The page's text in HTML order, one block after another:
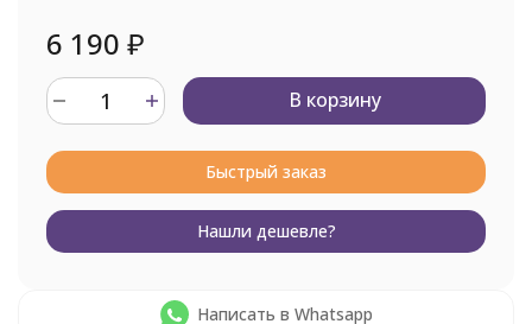
6 190 ₽
В корзину
Быстрый заказ
Нашли дешевле?
Написать в Whatsapp